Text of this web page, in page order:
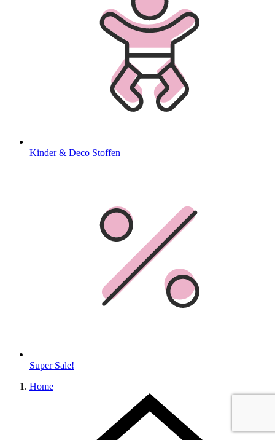
Kinder & Deco Stoffen
Super Sale!
Home